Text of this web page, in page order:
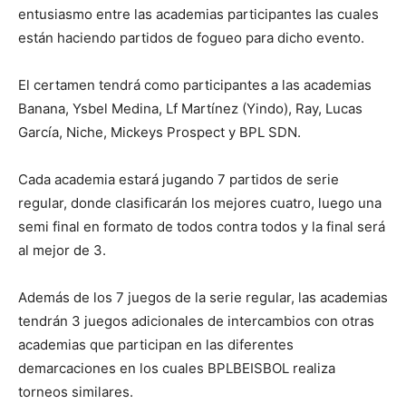
entusiasmo entre las academias participantes las cuales
están haciendo partidos de fogueo para dicho evento.
El certamen tendrá como participantes a las academias
Banana, Ysbel Medina, Lf Martínez (Yindo), Ray, Lucas
García, Niche, Mickeys Prospect y BPL SDN.
Cada academia estará jugando 7 partidos de serie
regular, donde clasificarán los mejores cuatro, luego una
semi final en formato de todos contra todos y la final será
al mejor de 3.
Además de los 7 juegos de la serie regular, las academias
tendrán 3 juegos adicionales de intercambios con otras
academias que participan en las diferentes
demarcaciones en los cuales BPLBEISBOL realiza
torneos similares.